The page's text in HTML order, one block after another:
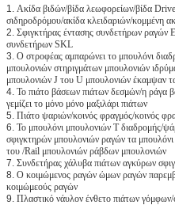
1. Ακίδα βιδών/βίδα λεωφορείων/βίδα
σιδηροδρόμου/ακίδα κλειδαριών/κομμένη
2. Σφιγκτήρας έντασης συνδετήρων
συνδετήρων SKL
3. Ο στροφέας αμπαρώνει το μπουλόνι
μπουλονιών στηριγμάτων μπουλονιών
μπουλονιών J του U μπουλονιών έκαμψαν
4. Το πιάτο βάσεων πιάτων δεσμών/η ράγα
γεμίζει το μόνο μόνο μαξιλάρι πιάτων
5. Πιάτο ψαριών/κοινός φραγμός/κοινός
6. Το μπουλόνι μπουλονιών Τ διαδρομής/
σφιγκτηρών μπουλονιών ραγών τα
του /Rail μπουλονιών ράβδων μπουλονιών
7. Συνδετήρας χάλυβα πιάτων αγκύρων
8. Ο κοιμώμενος ραγών ώμων ραγών
κοιμώμεούς ραγών
9. Πλαστικό νάυλον ένθετο πιάτων